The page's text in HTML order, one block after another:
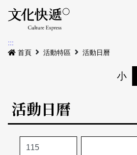
最新公告
本期專題
歷史專題
活動特區
活動列表
關於我們
:::
首頁
活動特區 活動日曆
小
活動日曆